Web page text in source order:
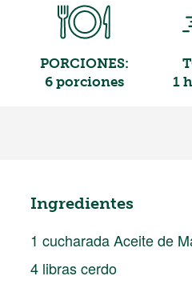
PORCIONES:
6 porciones
1
Ingredientes
1 cucharada Aceite de
4 libras cerdo